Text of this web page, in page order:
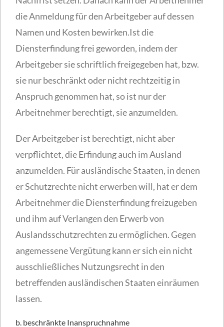
die Anmeldung für den Arbeitgeber auf dessen
Namen und Kosten bewirken.Ist die
Diensterfindung frei geworden, indem der
Arbeitgeber sie schriftlich freigegeben hat, bzw.
sie nur beschränkt oder nicht rechtzeitig in
Anspruch genommen hat, so ist nur der
Arbeitnehmer berechtigt, sie anzumelden.
Der Arbeitgeber ist berechtigt, nicht aber
verpflichtet, die Erfindung auch im Ausland
anzumelden. Für ausländische Staaten, in denen
er Schutzrechte nicht erwerben will, hat er dem
Arbeitnehmer die Diensterfindung freizugeben
und ihm auf Verlangen den Erwerb von
Auslandsschutzrechten zu ermöglichen. Gegen
angemessene Vergütung kann er sich ein nicht
ausschließliches Nutzungsrecht in den
betreffenden ausländischen Staaten einräumen
lassen.
b. beschränkte Inanspruchnahme